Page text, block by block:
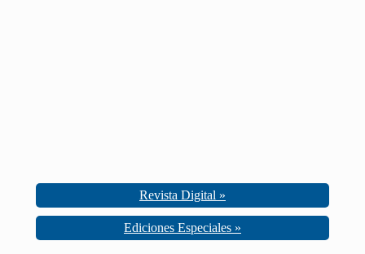
Revista Digital »
Ediciones Especiales »